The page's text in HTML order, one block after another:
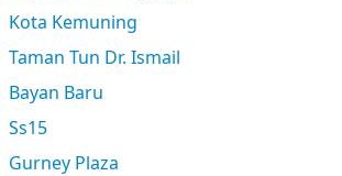
Kota Kemuning
Taman Tun Dr. Ismail
Bayan Baru
Ss15
Gurney Plaza